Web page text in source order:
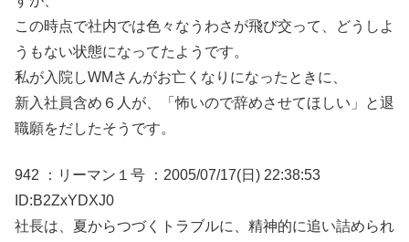
この時点で社内では色々なうわさが飛び交って、どうしよ
うもない状態になってたようです。
私が入院しWMさんがお亡くなりになったときに、
新入社員含め６人が、「怖いので辞めさせてほしい」と退
職願をだしたそうです。
942 ：リーマン１号 ：2005/07/17(日) 22:38:53
ID:B2ZxYDXJ0
社長は、夏からつづくトラブルに、精神的に追い詰められ